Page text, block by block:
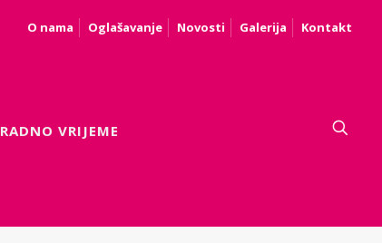
O nama Oglašavanje Novosti Galerija Kontakt
RADNO VRIJEME